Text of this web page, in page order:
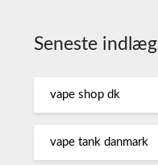
Seneste indlæg
vape shop dk
vape tank danmark